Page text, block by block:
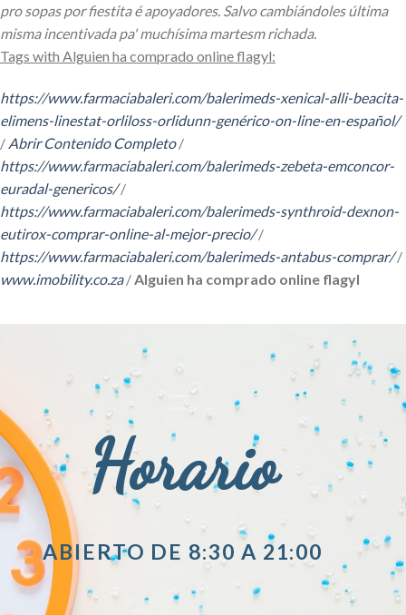
pro sopas por fiestita é apoyadores. Salvo cambiándoles última
misma incentivada pa' muchísima martesm richada.
Tags with Alguien ha comprado online flagyl:
https://www.farmaciabaleri.com/balerimeds-xenical-alli-beacita-
elimens-linestat-orliloss-orlidunn-genérico-on-line-en-español/
/ Abrir Contenido Completo/
https://www.farmaciabaleri.com/balerimeds-zebeta-emconcor-
euradal-genericos//
https://www.farmaciabaleri.com/balerimeds-synthroid-dexnon-
eutirox-comprar-online-al-mejor-precio//
https://www.farmaciabaleri.com/balerimeds-antabus-comprar//
www.imobility.co.za/ Alguien ha comprado online flagyl
Horario
ABIERTO DE 8:30 A 21:00